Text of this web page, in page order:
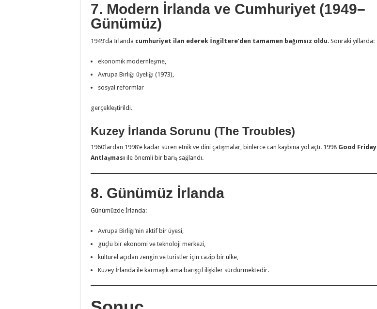
7. Modern İrlanda ve Cumhuriyet (1949–
Günümüz)
1949’da İrlanda cumhuriyet ilan ederek İngiltere’den tamamen bağımsız oldu. Sonraki yıllarda:
ekonomik modernleşme,
Avrupa Birliği üyeliği (1973),
sosyal reformlar
gerçekleştirildi.
Kuzey İrlanda Sorunu (The Troubles)
1960’lardan 1998’e kadar süren etnik ve dini çatışmalar, binlerce can kaybına yol açtı. 1998 Good Friday
Antlaşması ile önemli bir barış sağlandı.
8. Günümüz İrlanda
Günümüzde İrlanda:
Avrupa Birliği’nin aktif bir üyesi,
güçlü bir ekonomi ve teknoloji merkezi,
kültürel açıdan zengin ve turistler için cazip bir ülke,
Kuzey İrlanda ile karmaşık ama barışçıl ilişkiler sürdürmektedir.